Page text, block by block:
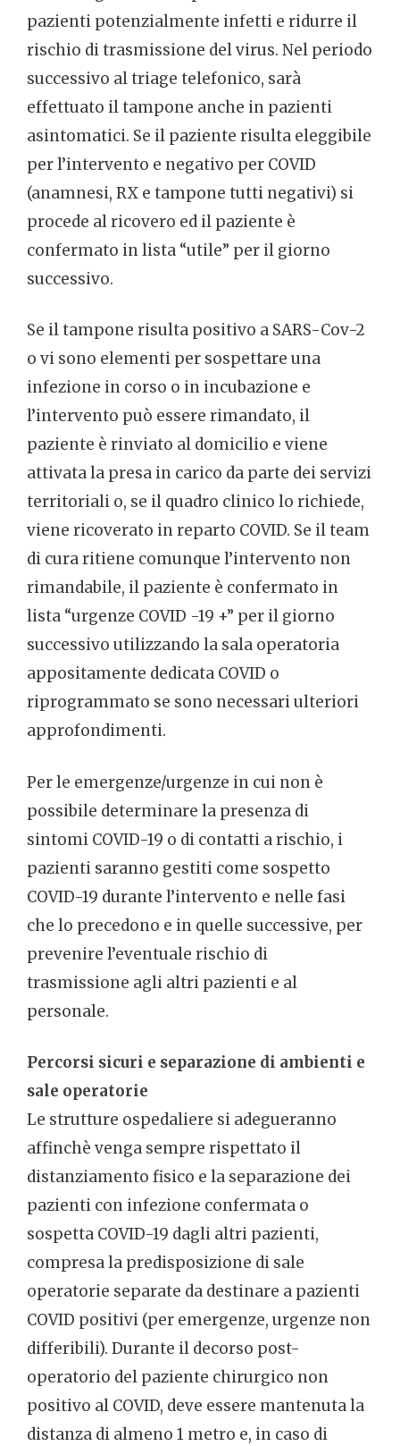
pazienti potenzialmente infetti e ridurre il
rischio di trasmissione del virus. Nel periodo
successivo al triage telefonico, sarà
effettuato il tampone anche in pazienti
asintomatici. Se il paziente risulta eleggibile
per l’intervento e negativo per COVID
(anamnesi, RX e tampone tutti negativi) si
procede al ricovero ed il paziente è
confermato in lista “utile” per il giorno
successivo.
Se il tampone risulta positivo a SARS-Cov-2
o vi sono elementi per sospettare una
infezione in corso o in incubazione e
l’intervento può essere rimandato, il
paziente è rinviato al domicilio e viene
attivata la presa in carico da parte dei servizi
territoriali o, se il quadro clinico lo richiede,
viene ricoverato in reparto COVID. Se il team
di cura ritiene comunque l’intervento non
rimandabile, il paziente è confermato in
lista “urgenze COVID -19 +” per il giorno
successivo utilizzando la sala operatoria
appositamente dedicata COVID o
riprogrammato se sono necessari ulteriori
approfondimenti.
Per le emergenze/urgenze in cui non è
possibile determinare la presenza di
sintomi COVID-19 o di contatti a rischio, i
pazienti saranno gestiti come sospetto
COVID-19 durante l’intervento e nelle fasi
che lo precedono e in quelle successive, per
prevenire l’eventuale rischio di
trasmissione agli altri pazienti e al
personale.
Percorsi sicuri e separazione di ambienti e
sale operatorie
Le strutture ospedaliere si adegueranno
affinchè venga sempre rispettato il
distanziamento fisico e la separazione dei
pazienti con infezione confermata o
sospetta COVID-19 dagli altri pazienti,
compresa la predisposizione di sale
operatorie separate da destinare a pazienti
COVID positivi (per emergenze, urgenze non
differibili). Durante il decorso post-
operatorio del paziente chirurgico non
positivo al COVID, deve essere mantenuta la
distanza di almeno 1 metro e, in caso di